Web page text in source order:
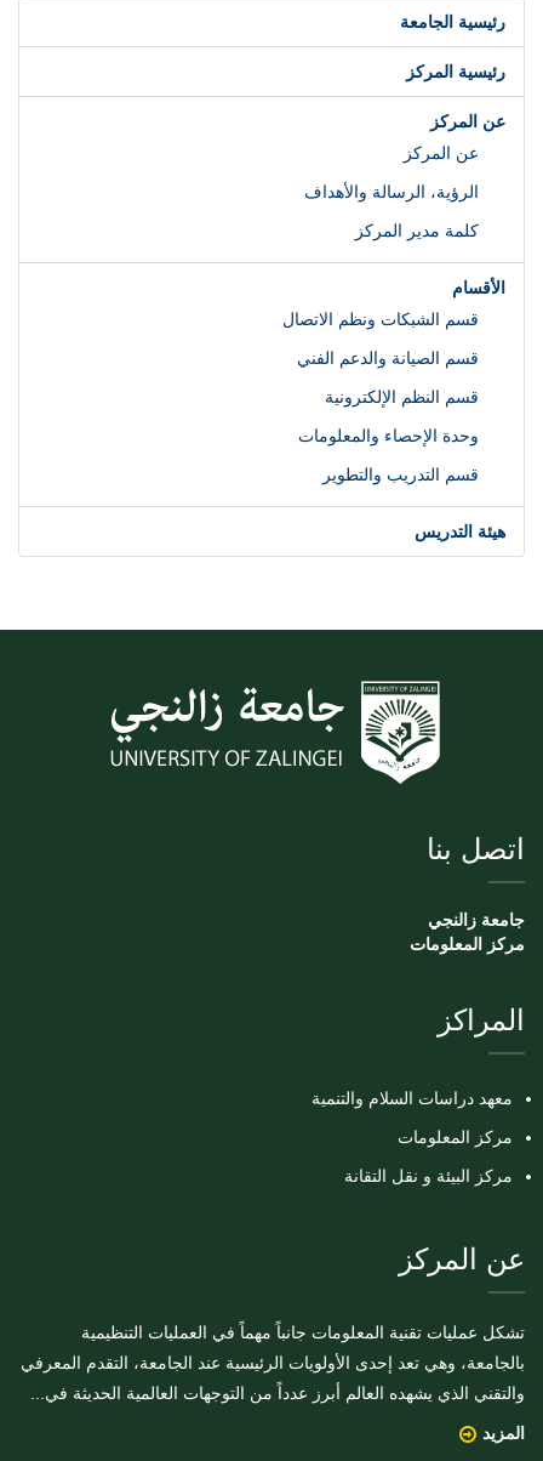
رئيسية الجامعة
رئيسية المركز
عن المركز
عن المركز
الرؤية، الرسالة والأهداف
كلمة مدير المركز
الأقسام
قسم الشبكات ونظم الاتصال
قسم الصيانة والدعم الفني
قسم النظم الإلكترونية
وحدة الإحصاء والمعلومات
قسم التدريب والتطوير
هيئة التدريس
اتصل بنا
جامعة زالنجي
مركز المعلومات
المراكز
معهد دراسات السلام والتنمية
مركز المعلومات
مركز البيئة و نقل التقانة
عن المركز
تشكل عمليات تقنية المعلومات جانباً مهماً في العمليات التنظيمية
بالجامعة، وهي تعد إحدى الأولويات الرئيسية عند الجامعة، التقدم المعرفي
والتقني الذي يشهده العالم أبرز عدداً من التوجهات العالمية الحديثة في...
المزيد